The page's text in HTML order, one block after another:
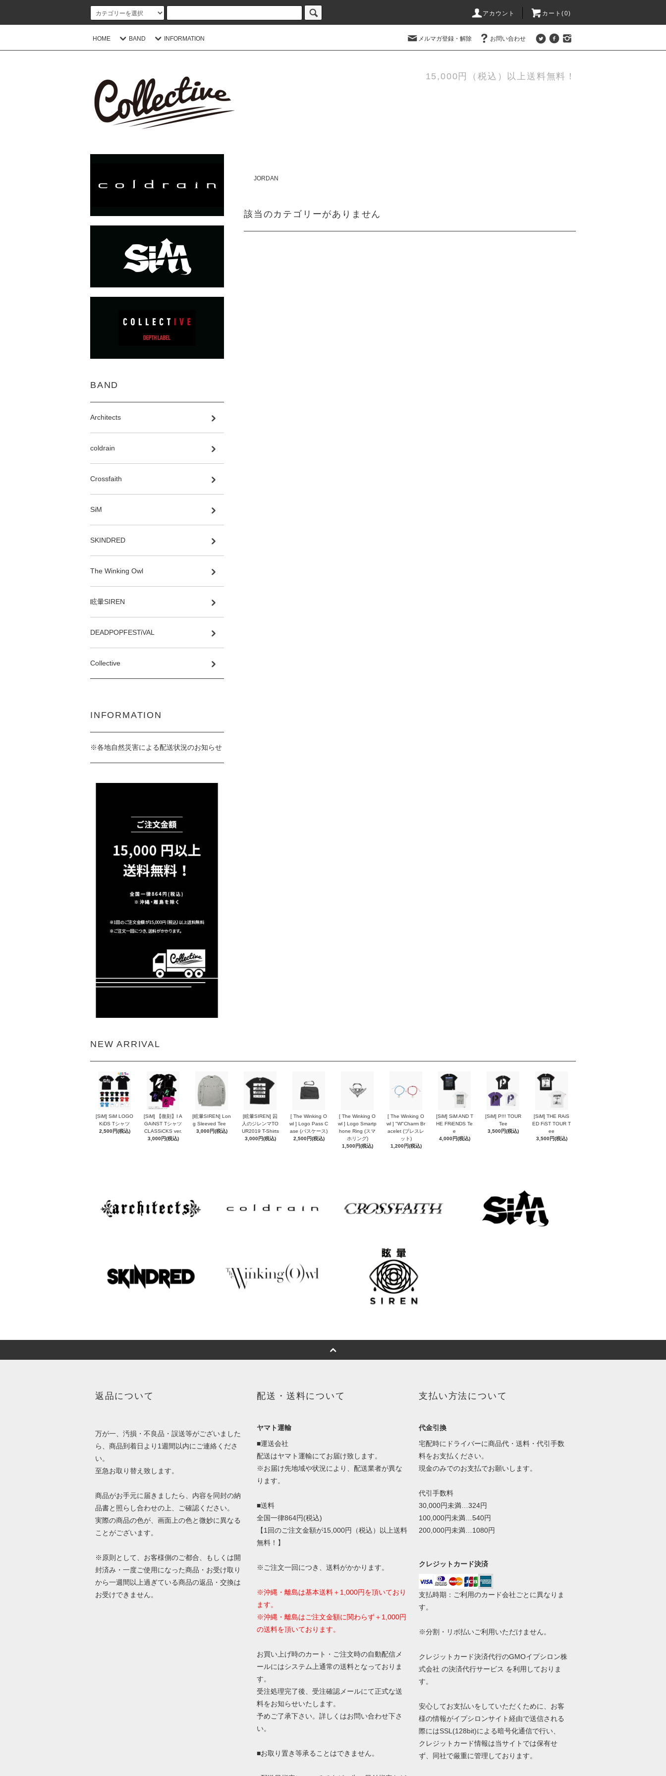
アカウント カート(0)
HOME BAND INFORMATION メルマガ登録・解除 お問い合わせ
15,000円（税込）以上送料無料！
JORDAN
該当のカテゴリーがありません
BAND
Architects
coldrain
Crossfaith
SiM
SKINDRED
The Winking Owl
眩暈SIREN
DEADPOPFESTiVAL
Collective
INFORMATION
※各地自然災害による配送状況のお知らせ
NEW ARRIVAL
[SiM] SiM LOGO
KiDS Tシャツ
2,500円(税込)
[SiM] 【復刻】I A
GAiNST Tシャツ
CLASSiCKS ver.
3,000円(税込)
[眩暈SIREN] Lon
g Sleeved Tee
3,000円(税込)
[眩暈SIREN] 囚
人のジレンマTO
UR2019 T-Shirts
3,000円(税込)
[ The Winking O
wl ] Logo Pass C
ase (パスケース)
2,500円(税込)
[ The Winking O
wl ] Logo Smartp
hone Ring (スマ
ホリング)
1,500円(税込)
[ The Winking O
wl ] "W"Charm Br
acelet (ブレスレ
ット)
1,200円(税込)
[SiM] SiM AND T
HE FRiENDS Te
e
4,000円(税込)
[SiM] P!!! TOUR
Tee
3,500円(税込)
[SiM] THE RAiS
ED FiST TOUR T
ee
3,500円(税込)
返品について
万が一、汚損・不良品・誤送等がございました
ら、商品到着日より1週間以内にご連絡くださ
い。
至急お取り替え致します。
商品がお手元に届きましたら、内容を同封の納
品書と照らし合わせの上、ご確認ください。
実際の商品の色が、画面上の色と微妙に異なる
ことがございます。
※原則として、お客様側のご都合、もしくは開
封済み・一度ご使用になった商品・お受け取り
から一週間以上過ぎている商品の返品・交換は
お受けできません。
配送・送料について
ヤマト運輸
■運送会社
配送はヤマト運輸にてお届け致します。
※お届け先地域や状況により、配送業者が異な
ります。
■送料
全国一律864円(税込)
【1回のご注文金額が15,000円（税込）以上送料
無料！】
※ご注文一回につき、送料がかかります。
※沖縄・離島は基本送料＋1,000円を頂いており
ます。
※沖縄・離島はご注文金額に関わらず＋1,000円
の送料を頂いております。
お買い上げ時のカート・ご注文時の自動配信メ
ールにはシステム上通常の送料となっておりま
す。
受注処理完了後、受注確認メールにて正式な送
料をお知らせいたします。
予めご了承下さい。詳しくはお問い合わせ下さ
い。
■お取り置き等承ることはできません。
支払い方法について
代金引換
宅配時にドライバーに商品代・送料・代引手数
料をお支払ください。
現金のみでのお支払でお願いします。
代引手数料
30,000円未満…324円
100,000円未満…540円
200,000円未満…1080円
クレジットカード決済
支払時期：ご利用のカード会社ごとに異なりま
す。
※分割・リボ払いご利用いただけません。
クレジットカード決済代行のGMOイプシロン株
式会社 の決済代行サービス を利用しておりま
す。
安心してお支払いをしていただくために、お客
様の情報がイプシロンサイト経由で送信される
際にはSSL(128bit)による暗号化通信で行い、
クレジットカード情報は当サイトでは保有せ
ず、同社で厳重に管理しております。